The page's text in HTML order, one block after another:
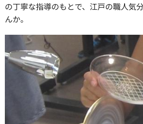
の丁寧な指導のもとで、江戸の職人気
んか。